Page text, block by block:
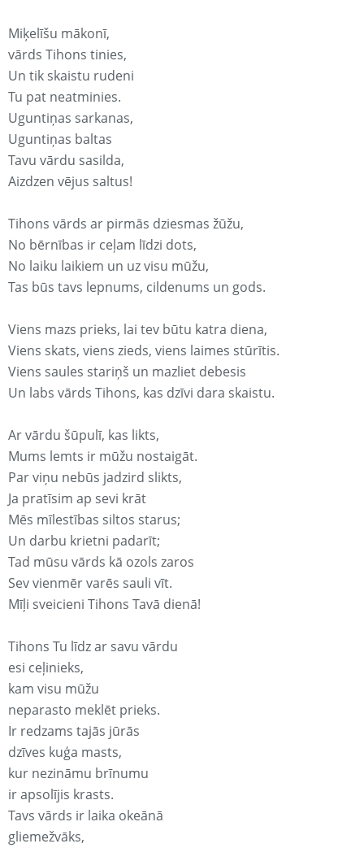
Miķelīšu mākonī,
vārds Tihons tinies,
Un tik skaistu rudeni
Tu pat neatminies.
Uguntiņas sarkanas,
Uguntiņas baltas
Tavu vārdu sasilda,
Aizdzen vējus saltus!
Tihons vārds ar pirmās dziesmas žūžu,
No bērnības ir ceļam līdzi dots,
No laiku laikiem un uz visu mūžu,
Tas būs tavs lepnums, cildenums un gods.
Viens mazs prieks, lai tev būtu katra diena,
Viens skats, viens zieds, viens laimes stūrītis.
Viens saules stariņš un mazliet debesis
Un labs vārds Tihons, kas dzīvi dara skaistu.
Ar vārdu šūpulī, kas likts,
Mums lemts ir mūžu nostaigāt.
Par viņu nebūs jadzird slikts,
Ja pratīsim ap sevi krāt
Mēs mīlestības siltos starus;
Un darbu krietni padarīt;
Tad mūsu vārds kā ozols zaros
Sev vienmēr varēs sauli vīt.
Mīļi sveicieni Tihons Tavā dienā!
Tihons Tu līdz ar savu vārdu
esi ceļinieks,
kam visu mūžu
neparasto meklēt prieks.
Ir redzams tajās jūrās
dzīves kuģa masts,
kur nezināmu brīnumu
ir apsolījis krasts.
Tavs vārds ir laika okeānā
gliemežvāks,